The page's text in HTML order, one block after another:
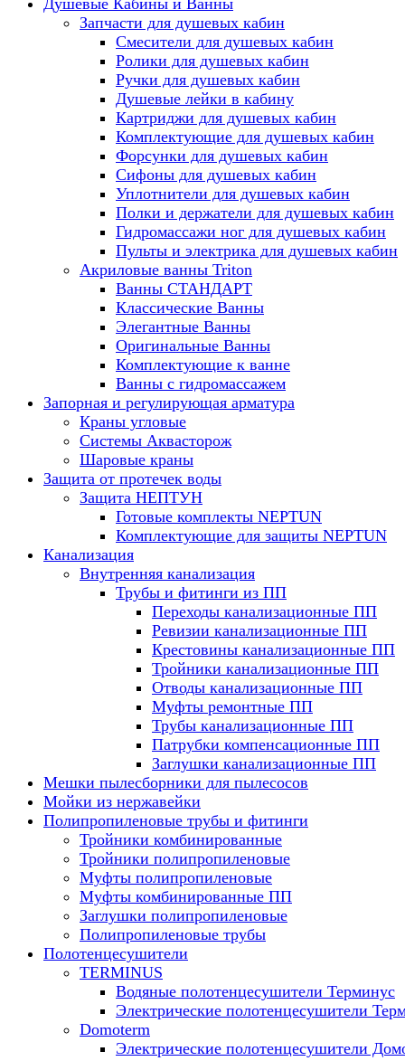
Душевые Кабины и Ванны
Запчасти для душевых кабин
Смесители для душевых кабин
Ролики для душевых кабин
Ручки для душевых кабин
Душевые лейки в кабину
Картриджи для душевых кабин
Комплектующие для душевых кабин
Форсунки для душевых кабин
Сифоны для душевых кабин
Уплотнители для душевых кабин
Полки и держатели для душевых кабин
Гидромассажи ног для душевых кабин
Пульты и электрика для душевых кабин
Акриловые ванны Triton
Ванны СТАНДАРТ
Классические Ванны
Элегантные Ванны
Оригинальные Ванны
Комплектующие к ванне
Ванны с гидромассажем
Запорная и регулирующая арматура
Краны угловые
Системы Аквасторож
Шаровые краны
Защита от протечек воды
Защита НЕПТУН
Готовые комплекты NEPTUN
Комплектующие для защиты NEPTUN
Канализация
Внутренняя канализация
Трубы и фитинги из ПП
Переходы канализационные ПП
Ревизии канализационные ПП
Крестовины канализационные ПП
Тройники канализационные ПП
Отводы канализационные ПП
Муфты ремонтные ПП
Трубы канализационные ПП
Патрубки компенсационные ПП
Заглушки канализационные ПП
Мешки пылесборники для пылесосов
Мойки из нержавейки
Полипропиленовые трубы и фитинги
Тройники комбинированные
Тройники полипропиленовые
Муфты полипропиленовые
Муфты комбинированные ПП
Заглушки полипропиленовые
Полипропиленовые трубы
Полотенцесушители
TERMINUS
Водяные полотенцесушители Терминус
Электрические полотенцесушители
Domoterm
Электрические полотенцесушители